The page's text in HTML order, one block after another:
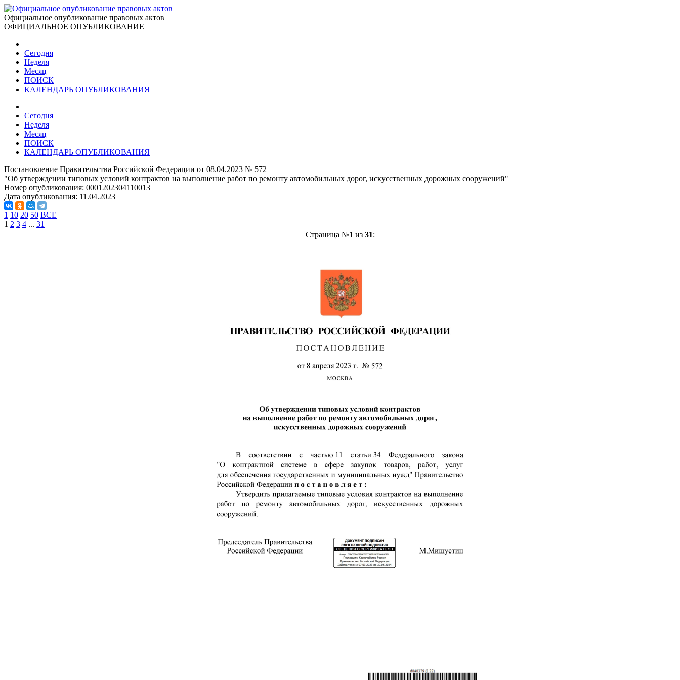
Официальное опубликование правовых актов
ОФИЦИАЛЬНОЕ ОПУБЛИКОВАНИЕ
Сегодня
Неделя
Месяц
ПОИСК
КАЛЕНДАРЬ ОПУБЛИКОВАНИЯ
Сегодня
Неделя
Месяц
ПОИСК
КАЛЕНДАРЬ ОПУБЛИКОВАНИЯ
Постановление Правительства Российской Федерации от 08.04.2023 № 572
"Об утверждении типовых условий контрактов на выполнение работ по ремонту автомобильных дорог, искусственных дорожных сооружений"
Номер опубликования: 0001202304110013
Дата опубликования: 11.04.2023
1 10 20 50 ВСЕ
1 2 3 4 ... 31
Страница №1 из 31: